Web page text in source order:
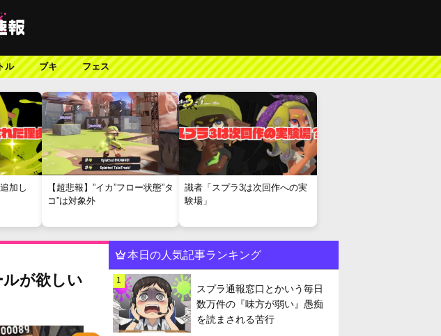
ル ブキ フェス
加し
【超悲報】”イカ”フロー状態”タ
コ”は対象外
識者「スプラ3は次回作への実
験場」
が欲しい
本日の人気記事ランキング
1
スプラ通報窓口とかいう毎日
数万件の『味方が弱い』愚痴
を読まされる苦行